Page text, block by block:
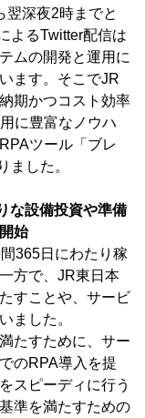
翌深夜2時までと
よるTwitter配信は
ムの開発と運用に
ます。そこでJR
期かつコスト効率
に豊富なノウハ
ツール「ブレ
ました。
な設備投資や準備
始
365日にわたり稼
方で、JR東日本
すことや、サービ
ました。
たすために、サー
のRPA導入を提
スピーディに行う
準を満たすための